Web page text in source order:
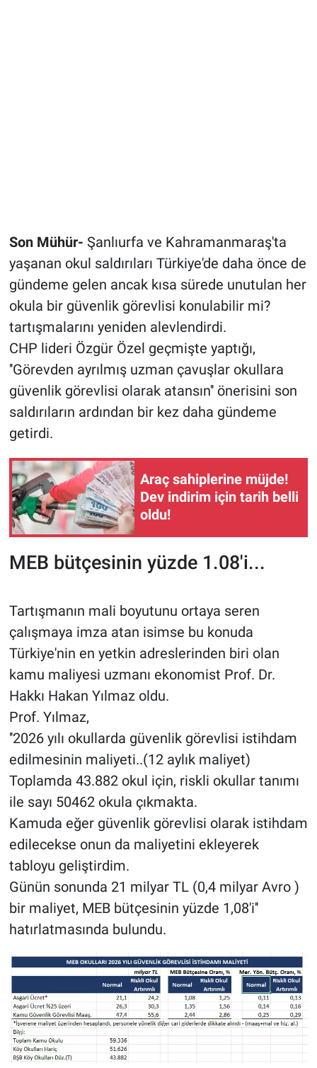
Son Mühür- Şanlıurfa ve Kahramanmaraş'ta
yaşanan okul saldırıları Türkiye'de daha önce de
gündeme gelen ancak kısa sürede unutulan her
okula bir güvenlik görevlisi konulabilir mi?
tartışmalarını yeniden alevlendirdi.
CHP lideri Özgür Özel geçmişte yaptığı,
''Görevden ayrılmış uzman çavuşlar okullara
güvenlik görevlisi olarak atansın'' önerisini son
saldırıların ardından bir kez daha gündeme
getirdi.
Araç sahiplerine müjde!
Dev indirim için tarih belli
oldu!
MEB bütçesinin yüzde 1.08'i...
Tartışmanın mali boyutunu ortaya seren
çalışmaya imza atan isimse bu konuda
Türkiye'nin en yetkin adreslerinden biri olan
kamu maliyesi uzmanı ekonomist Prof. Dr.
Hakkı Hakan Yılmaz oldu.
Prof. Yılmaz,
''2026 yılı okullarda güvenlik görevlisi istihdam
edilmesinin maliyeti..(12 aylık maliyet)
Toplamda 43.882 okul için, riskli okullar tanımı
ile sayı 50462 okula çıkmakta.
Kamuda eğer güvenlik görevlisi olarak istihdam
edilecekse onun da maliyetini ekleyerek
tabloyu geliştirdim.
Günün sonunda 21 milyar TL (0,4 milyar Avro )
bir maliyet, MEB bütçesinin yüzde 1,08'i''
hatırlatmasında bulundu.